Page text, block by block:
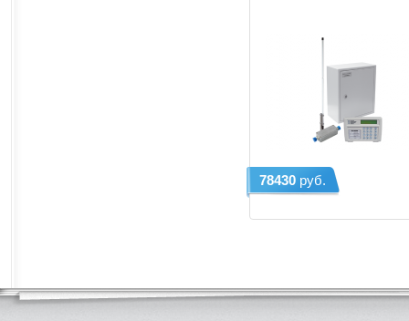
78430 руб.